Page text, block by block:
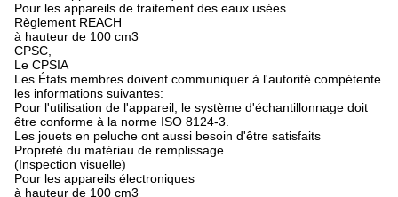
Pour les appareils de traitement des eaux usées
Règlement REACH
à hauteur de 100 cm3
CPSC,
Le CPSIA
Les États membres doivent communiquer à l'autorité compétente
les informations suivantes:
Pour l'utilisation de l'appareil, le système d'échantillonnage doit
être conforme à la norme ISO 8124-3.
Les jouets en peluche ont aussi besoin d'être satisfaits
Propreté du matériau de remplissage
(Inspection visuelle)
Pour les appareils électroniques
à hauteur de 100 cm3